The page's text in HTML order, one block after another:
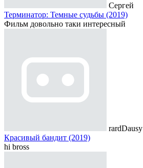
Сергей
Терминатор: Темные судьбы (2019)
Фильм довольно таки интересный
rardDausy
Красивый бандит (2019)
hi bross